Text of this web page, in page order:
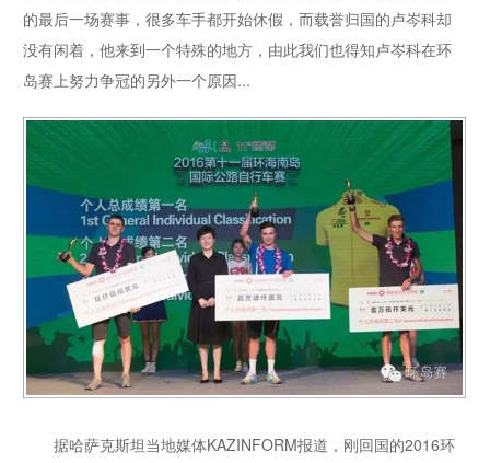
的最后一场赛事，很多车手都开始休假，而载誉归国的卢岑科却
没有闲着，他来到一个特殊的地方，由此我们也得知卢岑科在环
岛赛上努力争冠的另外一个原因...
据哈萨克斯坦当地媒体KAZINFORM报道，刚回国的2016环